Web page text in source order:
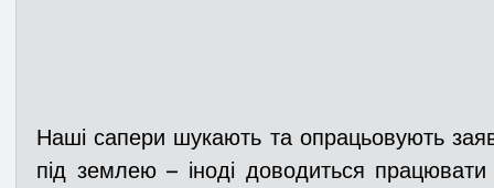
Наші сапери шукають та опрацьовують
під землею – іноді доводиться